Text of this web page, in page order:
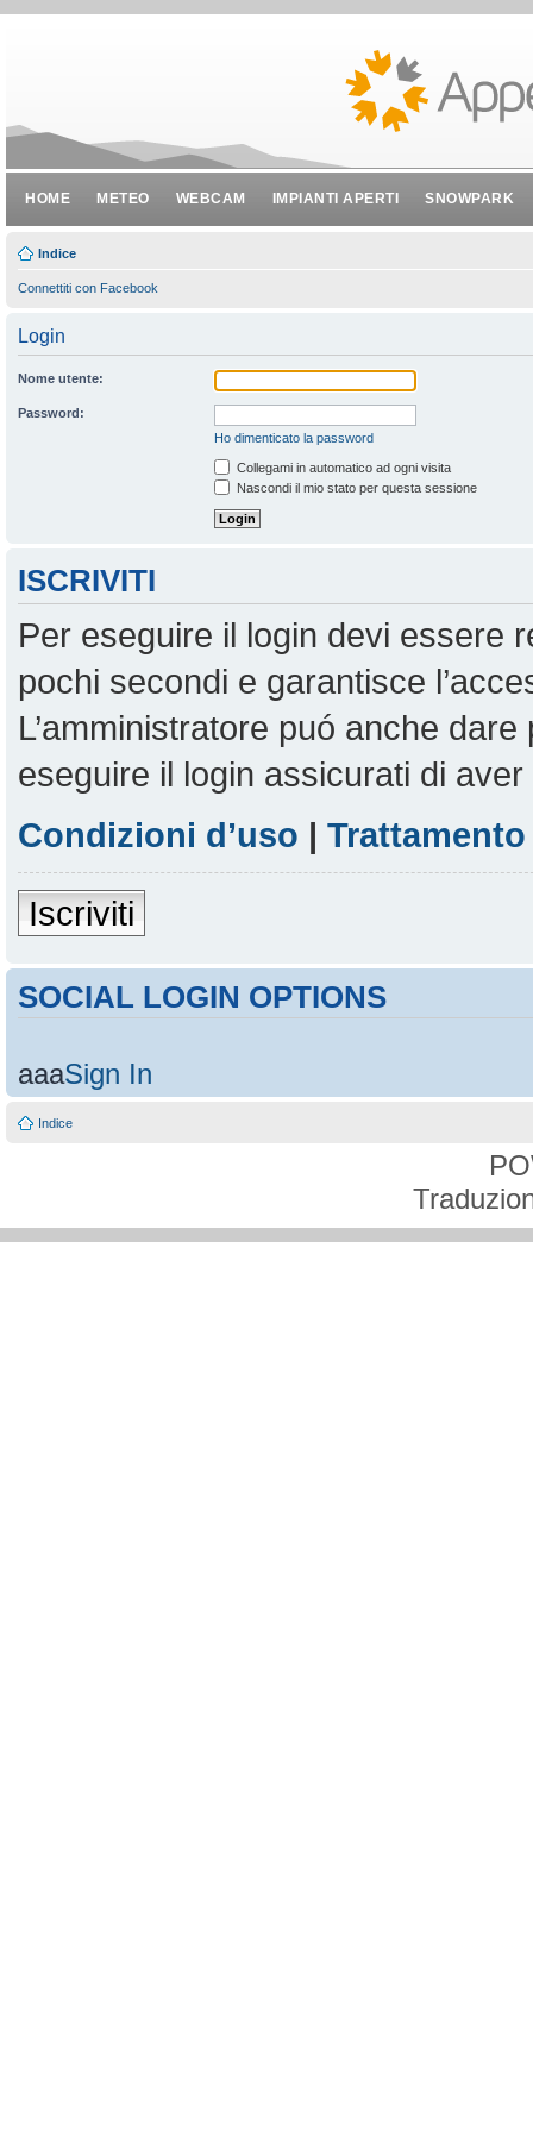
HOME METEO WEBCAM IMPIANTI APERTI SNOWPARK
Indice
Connettiti con Facebook
Login
Nome utente:
Password:
Ho dimenticato la password
Collegami in automatico ad ogni visita
Nascondi il mio stato per questa sessione
ISCRIVITI
Per eseguire il login devi essere
pochi secondi e garantisce
L’amministratore puó anche
eseguire il login assicurati di
Condizioni d’uso |
Iscriviti
SOCIAL LOGIN OPTIONS
aaaSign In
Indice